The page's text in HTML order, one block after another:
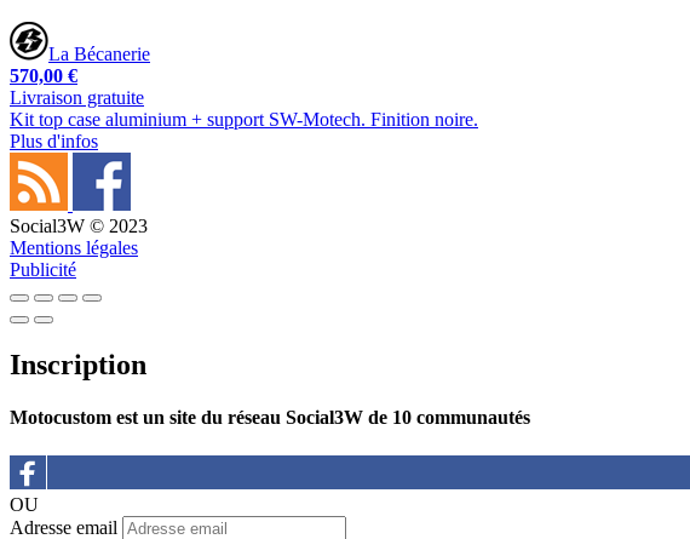
La Bécanerie
570,00 €
Livraison gratuite
Kit top case aluminium + support SW-Motech. Finition noire.
Plus d'infos
Social3W © 2023
Mentions légales
Publicité
Inscription
Motocustom est un site du réseau Social3W de 10 communautés
OU
Adresse email